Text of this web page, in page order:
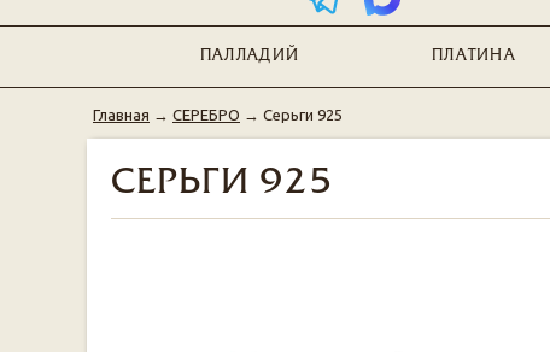
ПАЛЛАДИЙ ПЛАТИНА
Главная → СЕРЕБРО → Серьги 925
СЕРЬГИ 925